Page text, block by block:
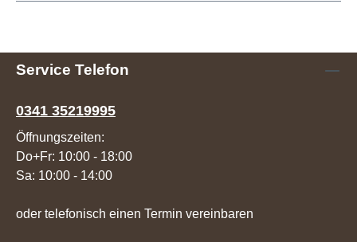
Service Telefon
0341 35219995
Öffnungszeiten:
Do+Fr: 10:00 - 18:00
Sa: 10:00 - 14:00
oder telefonisch einen Termin vereinbaren